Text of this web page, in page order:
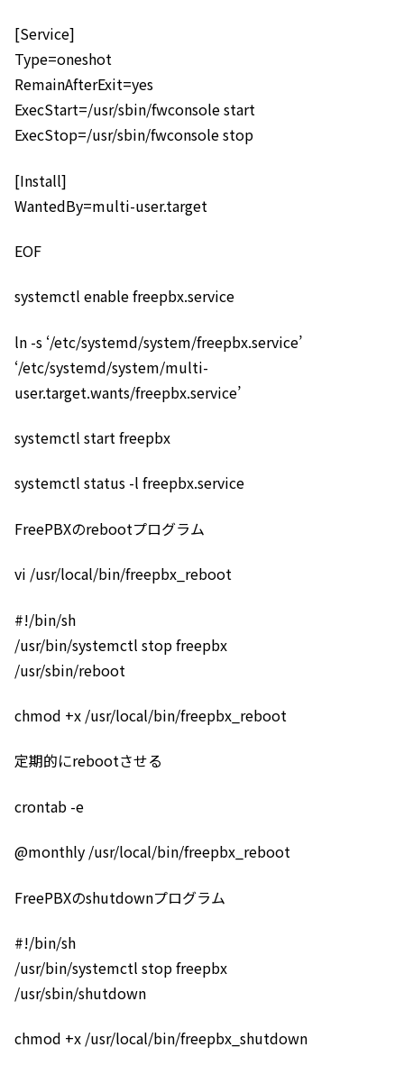
[Service]
Type=oneshot
RemainAfterExit=yes
ExecStart=/usr/sbin/fwconsole start
ExecStop=/usr/sbin/fwconsole stop
[Install]
WantedBy=multi-user.target
EOF
systemctl enable freepbx.service
ln -s ‘/etc/systemd/system/freepbx.service’
‘/etc/systemd/system/multi-
user.target.wants/freepbx.service’
systemctl start freepbx
systemctl status -l freepbx.service
FreePBXのrebootプログラム
vi /usr/local/bin/freepbx_reboot
#!/bin/sh
/usr/bin/systemctl stop freepbx
/usr/sbin/reboot
chmod +x /usr/local/bin/freepbx_reboot
定期的にrebootさせる
crontab -e
@monthly /usr/local/bin/freepbx_reboot
FreePBXのshutdownプログラム
#!/bin/sh
/usr/bin/systemctl stop freepbx
/usr/sbin/shutdown
chmod +x /usr/local/bin/freepbx_shutdown